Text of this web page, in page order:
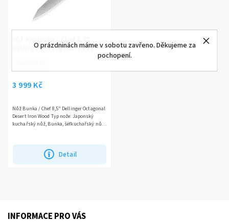
O prázdninách máme v sobotu zavřeno. Děkujeme za
pochopení.
Dellinger Octagonal Desert
3 999 Kč
Detail
Nůž Bunka / Chef 8,5" Dellinger Octagonal
Desert Iron Wood Typ nože: Japonský
kuchařský nůž, Bunka, šéfkuchařský nůž.
INFORMACE PRO VÁS